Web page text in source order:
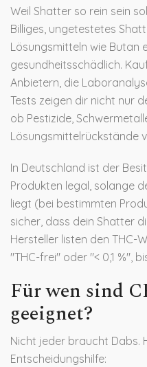
Weil Shatter so rein sein
Billiges, ungetestetes
Lösungsmitteln wie Butan
gesundheitsschädlich.
Anbietern, die
Tests zeigen dir nicht nur
ob Pestizide,
Lösungsmittelrückstände
In Deutschland ist der
Produkten legal, solange
liegt (bei bestimmten
sicher, dass dein Shatter
Hersteller listen den THC-
"THC-frei" oder "< 0,1 %",
Für wen sind
geeignet?
Nicht jeder braucht Dabs.
Entscheidungshilfe: